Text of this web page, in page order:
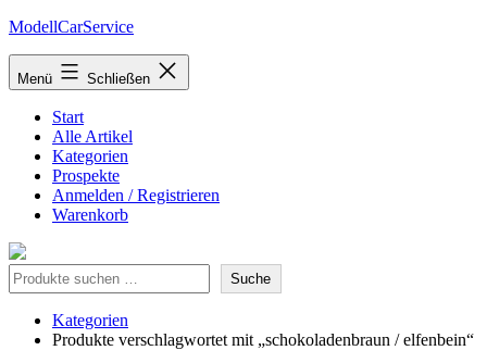
Zum
springen
ModellCarService
Menü Schließen
Start
Alle Artikel
Kategorien
Prospekte
Anmelden / Registrieren
Warenkorb
Suche Suche
Kategorien
Produkte verschlagwortet mit „schokoladenbraun / elfenbein“